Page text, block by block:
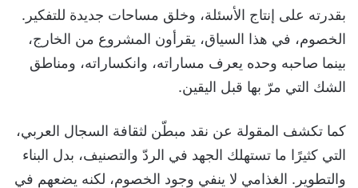
بقدرته على إنتاج الأسئلة، وخلق مساحات جديدة للتفكير.
الخصوم، في هذا السياق، يقرأون المشروع من الخارج،
بينما صاحبه وحده يعرف مساراته، وانكساراته، ومناطق
الشك التي مرّ بها قبل اليقين.
كما تكشف المقولة عن نقد مبطّن لثقافة السجال العربي،
التي كثيرًا ما تستهلك الجهد في الردّ والتصنيف، بدل البناء
والتطوير. الغذامي لا ينفي وجود الخصوم، لكنه يضعهم في